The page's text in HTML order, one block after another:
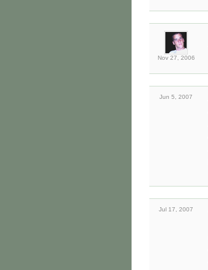
Nov 27, 2006
Jun 5, 2007
Jul 17, 2007